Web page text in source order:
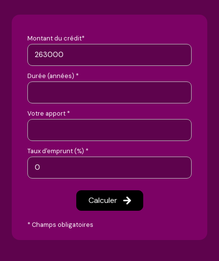
Montant du crédit*
Durée (années) *
Votre apport *
Taux d'emprunt (%) *
Calculer
* Champs obligatoires